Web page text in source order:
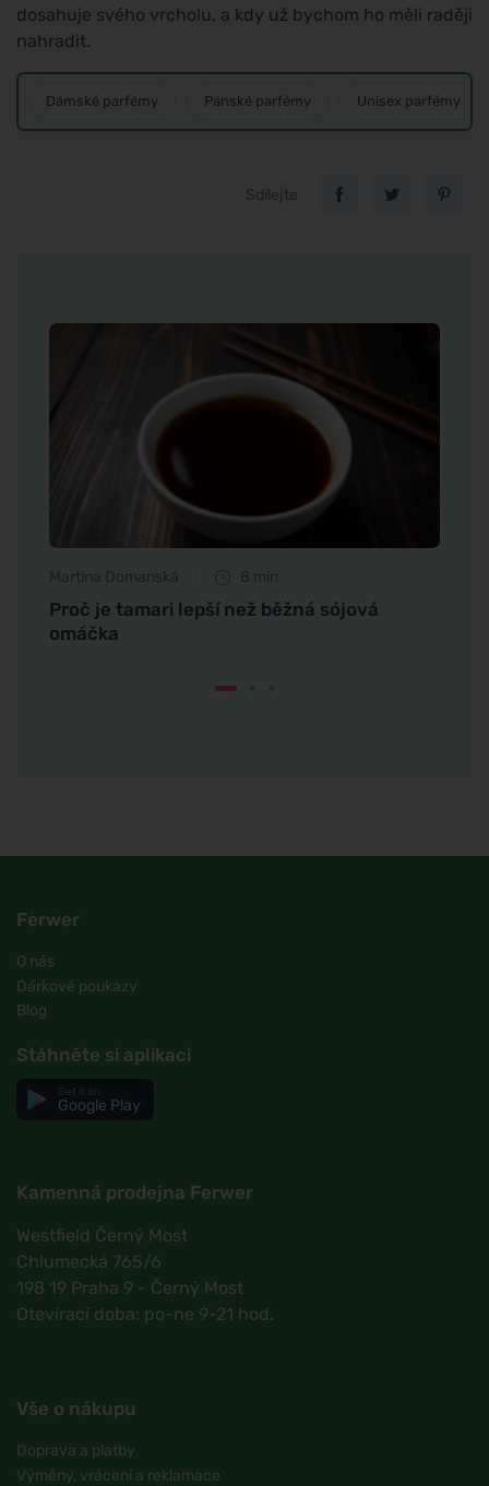
dosahuje svého vrcholu, a kdy už bychom ho měli raději
nahradit.
Dámské parfémy Pánské parfémy Unisex parfémy
Sdílejte
Martina Domanská 8 min
Proč je tamari lepší než běžná sójová
omáčka
Ferwer
O nás
Dárkové poukazy
Blog
Stáhněte si aplikaci
Google Play
Kamenná prodejna Ferwer
Westfield Černý Most
Chlumecká 765/6
198 19 Praha 9 - Černý Most
Otevírací doba: po-ne 9-21 hod.
Vše o nákupu
Doprava a platby
Výměny, vrácení a reklamace